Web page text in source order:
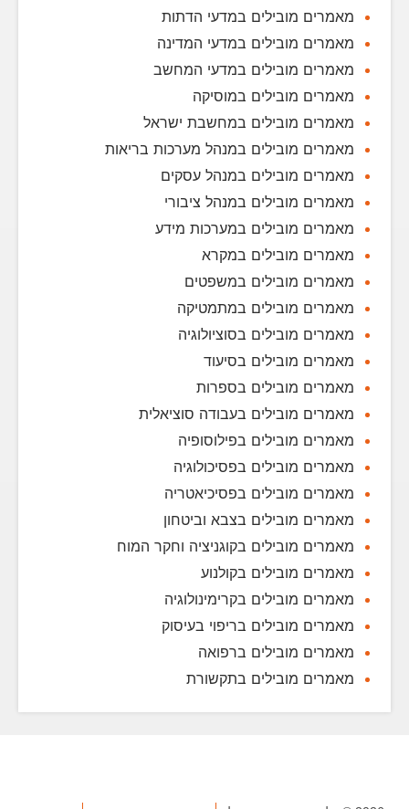
מאמרים מובילים במדעי הדתות
מאמרים מובילים במדעי המדינה
מאמרים מובילים במדעי המחשב
מאמרים מובילים במוסיקה
מאמרים מובילים במחשבת ישראל
מאמרים מובילים במנהל מערכות בריאות
מאמרים מובילים במנהל עסקים
מאמרים מובילים במנהל ציבורי
מאמרים מובילים במערכות מידע
מאמרים מובילים במקרא
מאמרים מובילים במשפטים
מאמרים מובילים במתמטיקה
מאמרים מובילים בסוציולוגיה
מאמרים מובילים בסיעוד
מאמרים מובילים בספרות
מאמרים מובילים בעבודה סוציאלית
מאמרים מובילים בפילוסופיה
מאמרים מובילים בפסיכולוגיה
מאמרים מובילים בפסיכיאטריה
מאמרים מובילים בצבא וביטחון
מאמרים מובילים בקוגניציה וחקר המוח
מאמרים מובילים בקולנוע
מאמרים מובילים בקרימינולוגיה
מאמרים מובילים בריפוי בעיסוק
מאמרים מובילים ברפואה
מאמרים מובילים בתקשורת